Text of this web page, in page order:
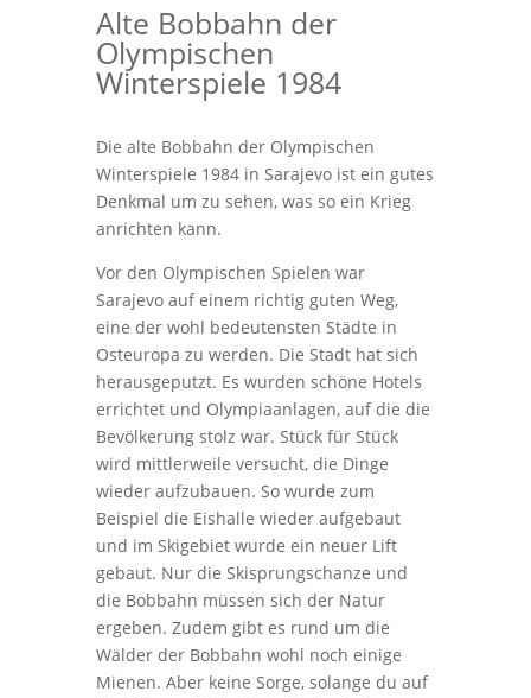
Alte Bobbahn der
Olympischen
Winterspiele 1984
Die alte Bobbahn der Olympischen
Winterspiele 1984 in Sarajevo ist ein gutes
Denkmal um zu sehen, was so ein Krieg
anrichten kann.
Vor den Olympischen Spielen war
Sarajevo auf einem richtig guten Weg,
eine der wohl bedeutensten Städte in
Osteuropa zu werden. Die Stadt hat sich
herausgeputzt. Es wurden schöne Hotels
errichtet und Olympiaanlagen, auf die die
Bevölkerung stolz war. Stück für Stück
wird mittlerweile versucht, die Dinge
wieder aufzubauen. So wurde zum
Beispiel die Eishalle wieder aufgebaut
und im Skigebiet wurde ein neuer Lift
gebaut. Nur die Skisprungschanze und
die Bobbahn müssen sich der Natur
ergeben. Zudem gibt es rund um die
Wälder der Bobbahn wohl noch einige
Mienen. Aber keine Sorge, solange du auf